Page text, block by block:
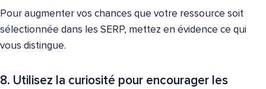
Pour augmenter vos chances que votre ressource soit
sélectionnée dans les SERP, mettez en évidence ce qui
vous distingue.
8. Utilisez la curiosité pour encourager les